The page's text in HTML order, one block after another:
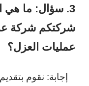
3. سؤال: ما هي
شركتكم شركة
عمليات العزل؟
إجابة: نقوم